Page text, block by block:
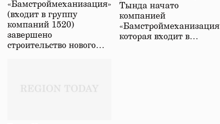
«Бамстроймеханизация»
(входит в группу
компаний 1520)
завершено
строительство нового…
Тында начато
компанией
которая входит в…